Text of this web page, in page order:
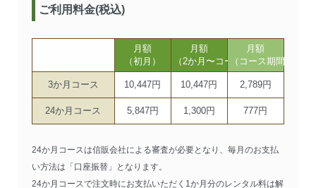
ご利用料金(税込)
月額
（初月）
月額
（2か月〜コース期間まで）
月額
（コース期間以降）
3か月コース 10,447円 10,447円 2,789円
24か月コース 5,847円 1,300円 777円
24か月コースは信販会社による審査が必要となり、毎月のお支払
い方法は「口座振替」となります。
24か月コースで注文時にお支払いただく1か月分のレンタル料は解